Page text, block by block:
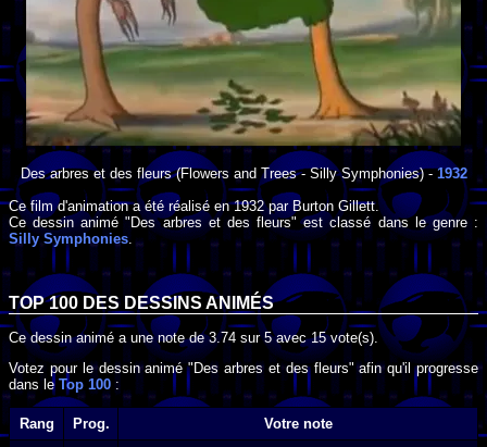
Des arbres et des fleurs(Flowers and Trees - Silly Symphonies) -1932
Ce film d'animation a été réalisé en1932par Burton Gillett.
Ce dessin animé "Des arbres et des fleurs" est classé dans le genre :
Silly Symphonies.
TOP 100 DESDESSINS ANIMÉS
Ce dessin animé a une note de3.74 sur5avec15vote(s).
Votez pour le dessin animé "Des arbres et des fleurs" afin qu'il progresse
dans le Top 100 :
Rang Prog. Votre note